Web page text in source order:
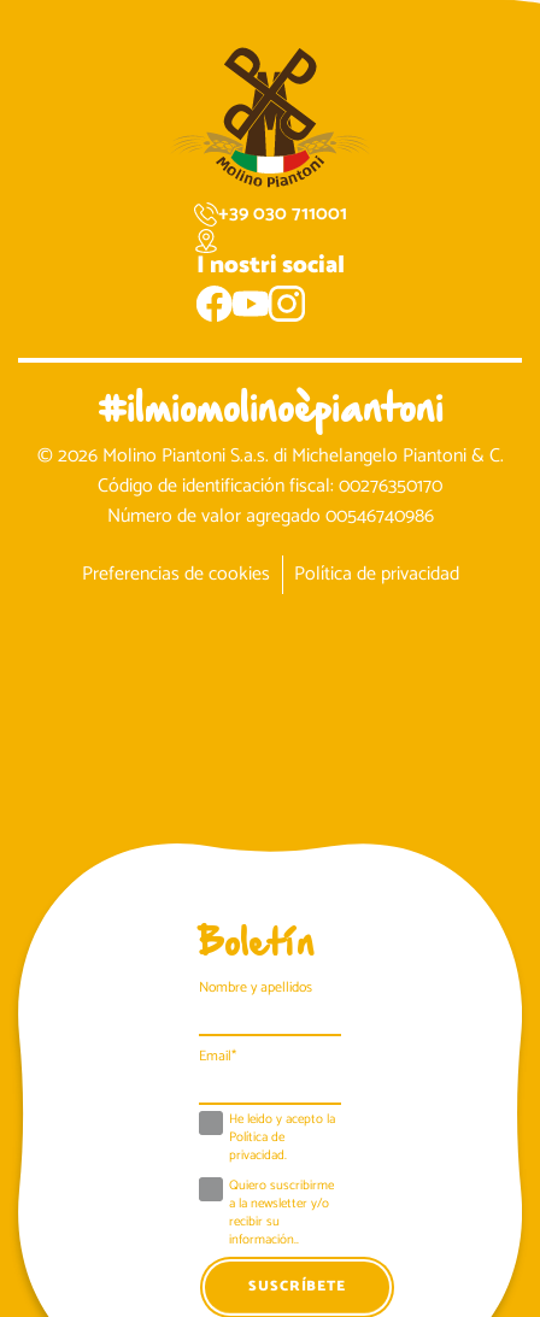
+39 030 711001
I nostri social
#ilmiomolinoèpiantoni
© 2026 Molino Piantoni S.a.s. di Michelangelo Piantoni & C.
Código de identificación fiscal: 00276350170
Número de valor agregado 00546740986
Preferencias de cookies
Política de privacidad
Boletín
Nombre y apellidos
Email*
He leido y acepto la
Política de
privacidad.
Quiero suscribirme
a la newsletter y/o
recibir su
información..